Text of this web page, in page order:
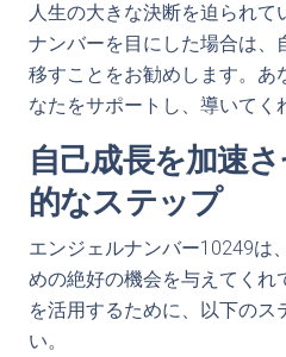
人生の大きな決断を迫られ
ナンバーを目にした場合は、
移すことをお勧めします。あ
なたをサポートし、導いてく
自己成長を加速
的なステップ
エンジェルナンバー10249は
めの絶好の機会を与えてくれ
を活用するために、以下のス
い。